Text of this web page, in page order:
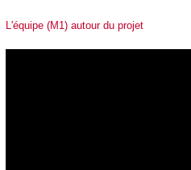
L'équipe (M1) autour du projet